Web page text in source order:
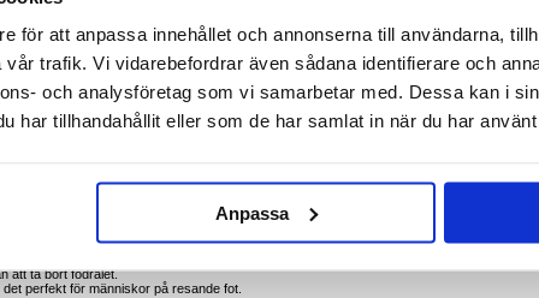
för att anpassa innehållet och annonserna till användarna,
trafik. Vi vidarebefordrar även sådana identifierare och
och analysföretag som vi samarbetar med. Dessa kan i
har tillhandahållit eller som de har samlat in när du har
Anpassa
hållbarhet och flexibilitet
knappar, portar och kameror
fall och stötar
bulk
från repor och fall samtidigt som du behåller en tunn och elegant profil.
och skyddar din telefon samtidigt som den är snygg.
att ta bort fodralet.
perfekt för människor på resande fot.